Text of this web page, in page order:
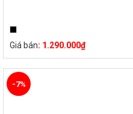
Giá bán: 1.290.000₫
-7%